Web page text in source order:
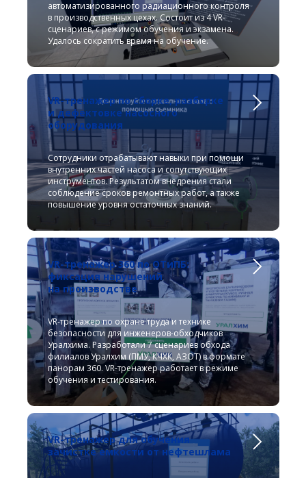
автоматизированного радиационного контроля
в производственных цехах. Состоит из 4 VR-
сценариев, с режимом обучения и экзамена.
Удалось сократить время на обучение.
VR-тренажер по сборке, разборке
и дефектовке насосного
оборудования
Сотрудники отрабатывают навыки при помощи
внутренних частей насоса и сопутствующих
инструментов. Результатом внедрения стали
соблюдение сроков ремонтных работ, а также
повышение уровня остаточных знаний.
VR-тренажер 360 по ОТиПБ:
фиксация нарушений
на производстве
VR-тренажер по охране труда и технике
безопасности для инженеров-обходчиков
Уралхима. Разработали 7 сценариев обхода
филиалов Уралхим (ПМУ, КЧХК, АЗОТ) в формате
панорам 360. VR-тренажер работает в режиме
обучения и тестирования.
VR-тренажер для обучения
зачистке емкости от нефтешлама